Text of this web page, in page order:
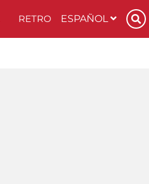
RETRO ESPAÑOL